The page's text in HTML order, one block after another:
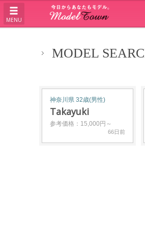
MENU
MODEL
神奈川県 32歳(男性)
Takayuki
参考価格：15,000円～
66日前